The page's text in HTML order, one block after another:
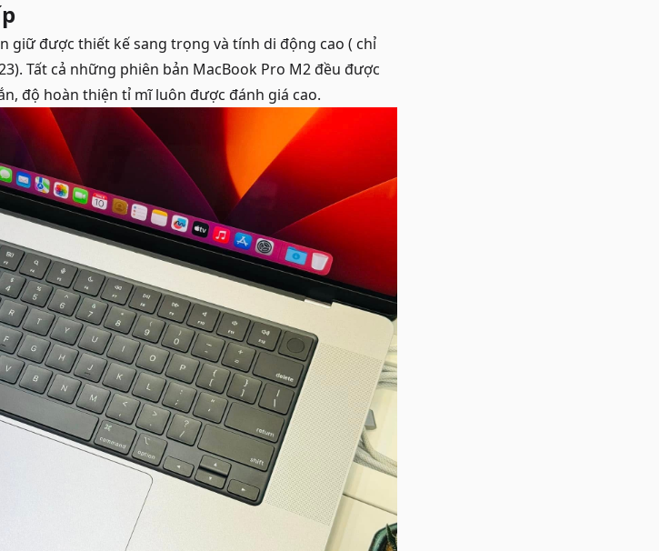
giữ được thiết kế sang trọng và tính di động cao ( chỉ
Tất cả những phiên bản MacBook Pro M2 đều được
độ hoàn thiện tỉ mĩ luôn được đánh giá cao.